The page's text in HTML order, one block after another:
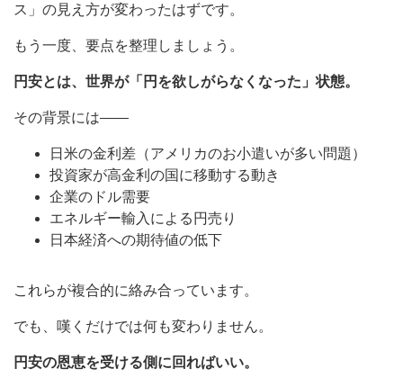
ス」の見え方が変わったはずです。
もう一度、要点を整理しましょう。
円安とは、世界が「円を欲しがらなくなった」状態。
その背景には——
日米の金利差（アメリカのお小遣いが多い問題）
投資家が高金利の国に移動する動き
企業のドル需要
エネルギー輸入による円売り
日本経済への期待値の低下
これらが複合的に絡み合っています。
でも、嘆くだけでは何も変わりません。
円安の恩恵を受ける側に回ればいい。